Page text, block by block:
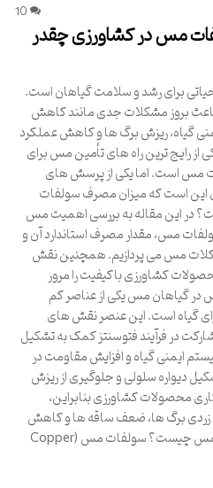
10
مس در کشاورزی چقدر
برای رشد و سلامت گیاهان است.
بروز مشکلات جدی مانند کاهش
گیاه، ریزش برگ ها و کاهش عملکرد
رایج ترین راه های تأمین مس برای
مس است. اما یکی از پرسش های
این است که میزان مصرف سولفات
در این مقاله به بررسی اهمیت مس
مس، مقدار مصرف استاندارد آن و
کلات مس می پردازیم. همچنین نقش
کشاورزی باکیفیت را مرور
مس در گیاهان مس یکی از عناصر کم
گیاه است. این عنصر نقش های
در فرآیند فتوسنتز کمک به تشکیل
ایمنی گیاه و افزایش مقاومت در
دیواره سلولی و جلوگیری از ریزش
محصولات کشاورزی بنابراین،
برگ ها، ضعف ساقه ها و کاهش
عملکرد شود. 2. سولفات مس چیست؟ سولفات مس (Copper